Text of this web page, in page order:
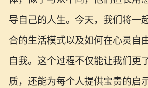
导自己的人生。今天，我们将一
合的生活模式以及如何在心灵自
自我。这个过程不仅能让我们更
质，还能为每个人提供宝贵的启示